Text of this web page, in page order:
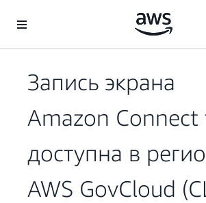
Перейти к главному контенту
Запись экрана
Amazon Connect
доступна в
AWS GovCloud